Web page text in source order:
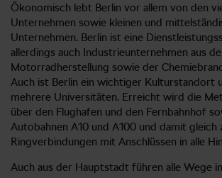
Ökonomisch lebt Berlin vor allem von den
Unternehmen sowie kleinen und
Unternehmen. Berlin ist eine
allerdings auch Industrieunternehmen aus
Motorradherstellung sowie der
Auch ist Berlin ein wichtiger Kulturstandort
mehrere Universitäten. Erreicht wird die
über den Flughafen und den Fernbahnhof
Autobahnen A10 und A100 und damit gleich
Ringverbindungen mit Anschlüssen in alle
Auch aus der Hauptstadt führen alle Wege